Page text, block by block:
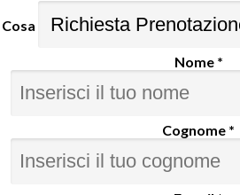
Cosa
Nome *
Cognome *